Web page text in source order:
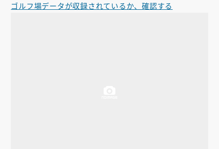
ゴルフ場データが収録されているか、確認する